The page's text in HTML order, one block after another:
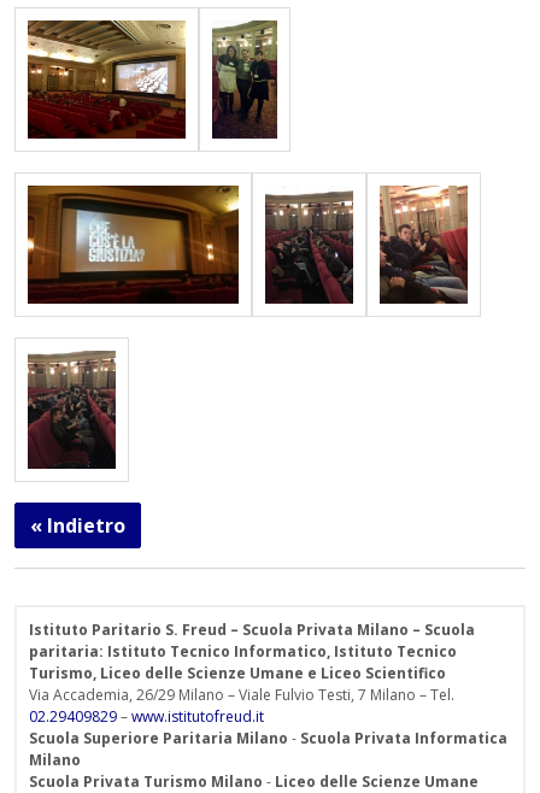
« Indietro
Istituto Paritario S. Freud – Scuola Privata Milano – Scuola
paritaria: Istituto Tecnico Informatico, Istituto Tecnico
Turismo, Liceo delle Scienze Umane e Liceo Scientifico
Via Accademia, 26/29 Milano – Viale Fulvio Testi, 7 Milano – Tel.
02.29409829–www.istitutofreud.it
Scuola Superiore Paritaria Milano - Scuola Privata Informatica
Milano
Scuola Privata Turismo Milano - Liceo delle Scienze Umane